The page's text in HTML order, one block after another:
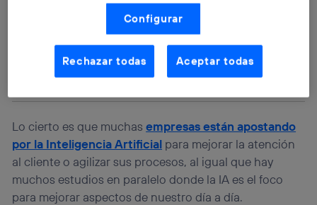
Lo cierto es que muchasempresas están apostando
por la Inteligencia Artificial para mejorar la atención
al cliente o agilizar sus procesos, al igual que hay
muchos estudios en paralelo donde la IA es el foco
para mejorar aspectos de nuestro día a día.
Nosotros, Telefónica S.A., utilizamos la tecnología Utiq para
realizar nuestras acciones de marketing digital o análisis
(como se describe en este aviso de consentimiento)
basadas en tu navegación en nuestra(s) web(s)
aquí (solo cuando utilizas una conexión a
internet habilitada , proporcionada por una de las
operadoras de telefonía participantes, y otorgas tu
prioridad ofreciéndote elección y control.
La tecnología utiliza un identificador cifrado creado por tu
operadora de telefonía
, utilizando tu dirección IP y otra
información de la cuenta de cliente de
telecomunicaciones vinculada a la conexión que utilizas
(p. ej., número de teléfono móvil).
Configurar
Rechazar todas Aceptar todas